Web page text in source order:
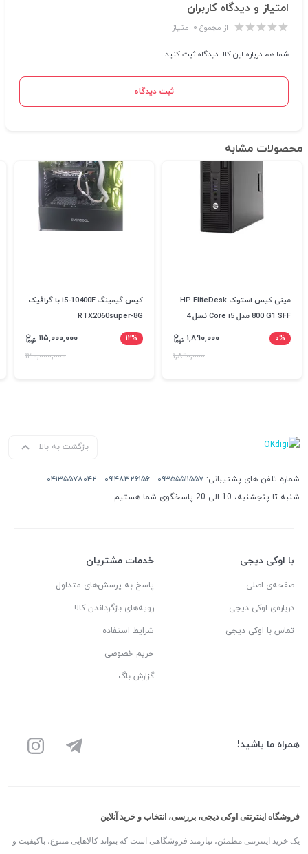
امتیاز و دیدگاه کاربران
از مجموع ۰ امتیاز
شما هم درباره این کالا دیدگاه ثبت کنید
ثبت دیدگاه
محصولات مشابه
مینی کیس استوک HP EliteDesk
800 G1 SFF مدل Core i5 نسل 4
۰%
۱,۸۹۰,۰۰۰
۱,۸۹۰,۰۰۰
کیس گیمینگ i5-10400F با گرافیک
RTX2060super-8G
۱۲%
۱۱۵,۰۰۰,۰۰۰
۱۳۰,۰۰۰,۰۰۰
بازگشت به بالا
شماره تلفن های پشتیبانی: ۰۹۳۵۵۵۱۱۵۵۷ - ۰۹۱۴۸۳۲۶۱۵۶ - ۰۴۱۳۵۵۷۸۰۴۲
شنبه تا پنجشنبه، 10 الی 20 پاسخگوی شما هستیم
با اوکی دیجی
صفحه‌ی اصلی
درباره‌ی اوکی دیجی
تماس با اوکی دیجی
خدمات مشتریان
پاسخ به پرسش‌های متداول
رویه‌های بازگرداندن کالا
شرایط استفاده
حریم خصوصی
گزارش باگ
همراه ما باشید!
فروشگاه اینترنتی اوکی دیجی، بررسی، انتخاب و خرید آنلاین
یک خرید اینترنتی مطمئن، نیازمند فروشگاهی است که بتواند کالاهایی متنوع، باکیفیت و